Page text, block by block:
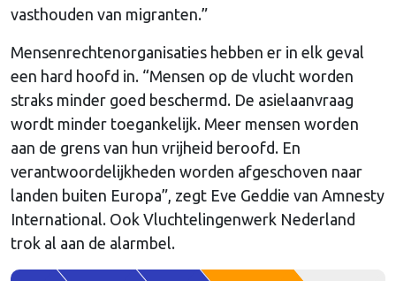
vasthouden van migranten.”
Mensenrechtenorganisaties hebben er in elk geval
een hard hoofd in. “Mensen op de vlucht worden
straks minder goed beschermd. De asielaanvraag
wordt minder toegankelijk. Meer mensen worden
aan de grens van hun vrijheid beroofd. En
verantwoordelijkheden worden afgeschoven naar
landen buiten Europa”, zegt Eve Geddie van Amnesty
International. Ook Vluchtelingenwerk Nederland
trok al aan de alarmbel.